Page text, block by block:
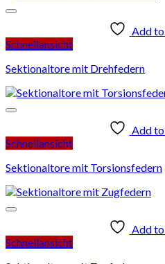
Add
Schnellansicht
Sektionaltore mit Drehfedern
Add
Schnellansicht
Sektionaltore mit Torsionsfedern
Add
Schnellansicht